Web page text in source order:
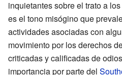
inquietantes sobre el trato a
es el tono misógino que
actividades asociadas con
movimiento por los derechos
criticadas y calificadas de
importancia por parte del